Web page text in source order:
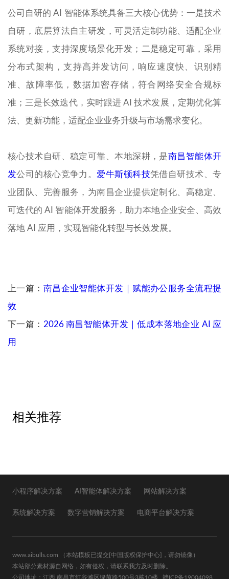
公司自研的 AI 智能体系统具备三大核心优势：一是技术
自研，底层算法自主研发，可灵活定制功能、适配企业
系统对接，支持深度场景化开发；二是稳定可靠，采用
分布式架构，支持高并发访问，响应速度快、识别精
准、故障率低，数据加密存储，符合网络安全合规标
准；三是长效迭代，实时跟进 AI 技术发展，定期优化算
法、更新功能，适配企业业务升级与市场需求变化。
核心技术自研、稳定可靠、本地深耕，是南昌智能体开
发公司的核心竞争力。爱牛斯顿科技凭借自研技术、专
业团队、完善服务，为南昌企业提供定制化、高稳定、
可迭代的 AI 智能体开发服务，助力本地企业安全、高效
落地 AI 应用，实现智能化转型与长效发展。
上一篇： 南昌企业智能体开发｜赋能办公服务全流程提
效
下一篇： 2026 南昌智能体开发｜低成本落地企业 AI 应
用
相关推荐
小程序解决方案 AI智能体解决方案 网站解决方案
系统解决方案 数字营销解决方案 电商平台解决方案
www.aibulls.com （本站模板已提交 [中国版权保护中心]
，请勿镜像）
本站部分素材源自网络，如有侵权，请联系我方及时删除。
公司地址：江西.南昌市红谷滩区绿茵路500号3栋10楼 赣ICP备19004098